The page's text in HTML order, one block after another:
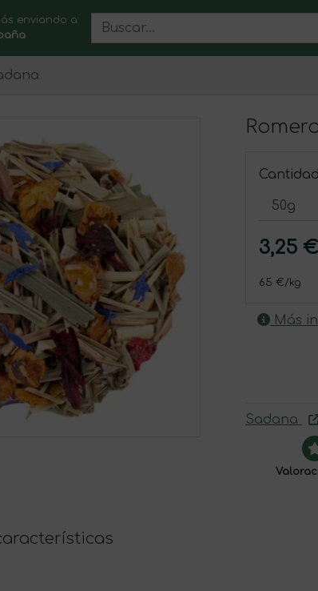
enviando a:
Cantidad
3,25 €
65 €/kg
Más
Sadana